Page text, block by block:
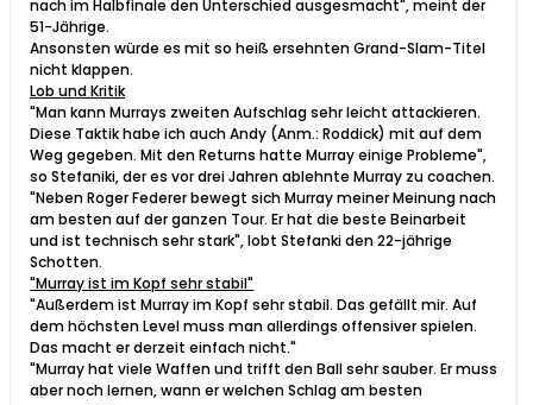
nach im Halbfinale den Unterschied ausgesmacht", meint der
51-Jährige.
Ansonsten würde es mit so heiß ersehnten Grand-Slam-Titel
nicht klappen.
Lob und Kritik
"Man kann Murrays zweiten Aufschlag sehr leicht attackieren.
Diese Taktik habe ich auch Andy (Anm.: Roddick) mit auf dem
Weg gegeben. Mit den Returns hatte Murray einige Probleme",
so Stefaniki, der es vor drei Jahren ablehnte Murray zu coachen.
"Neben Roger Federer bewegt sich Murray meiner Meinung nach
am besten auf der ganzen Tour. Er hat die beste Beinarbeit
und ist technisch sehr stark", lobt Stefanki den 22-jährige
Schotten.
"Murray ist im Kopf sehr stabil"
"Außerdem ist Murray im Kopf sehr stabil. Das gefällt mir. Auf
dem höchsten Level muss man allerdings offensiver spielen.
Das macht er derzeit einfach nicht."
"Murray hat viele Waffen und trifft den Ball sehr sauber. Er muss
aber noch lernen, wann er welchen Schlag am besten